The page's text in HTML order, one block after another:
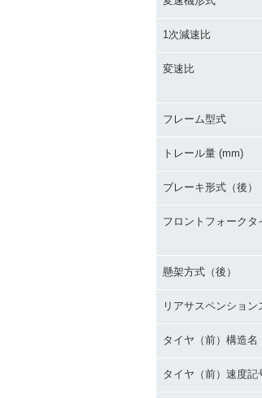
1次減速比
変速比
フレーム型式
トレール量 (mm)
ブレーキ形式（後）
フロントフォークタ
懸架方式（後）
リアサスペンション
タイヤ（前）構造名
タイヤ（前）速度記